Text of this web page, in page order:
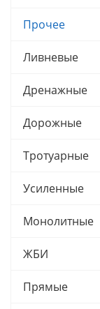
Прочее
Ливневые
Дренажные
Дорожные
Тротуарные
Усиленные
Монолитные
ЖБИ
Прямые